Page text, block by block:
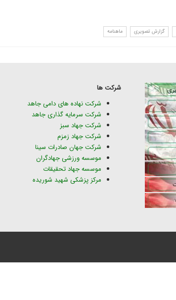
گزارش تصویری ماهنامه
شرکت ها
شرکت نهاده های دامی جاهد
شرکت سرمایه گذاری جاهد
شرکت جهاد سبز
شرکت جهاد زمزم
شرکت جهان صادرات سینا
موسسه ورزشی جهادگران
موسسه جهاد تحقیقات
مرکز پزشکی شهید شوریده